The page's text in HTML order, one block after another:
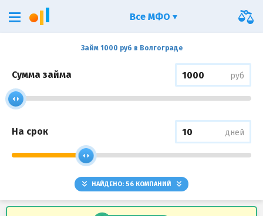
Займ 1000 руб в Волгограде
Сумма займа руб
На срок дней
НАЙДЕНО: 56 КОМПАНИЙ
Все МФО